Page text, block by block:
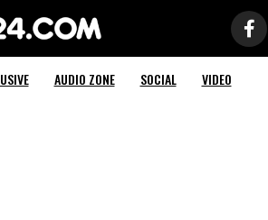
AUDIO ZONE SOCIAL VIDEO